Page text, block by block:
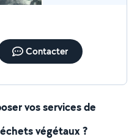
Contacter
vos services de
végétaux ?